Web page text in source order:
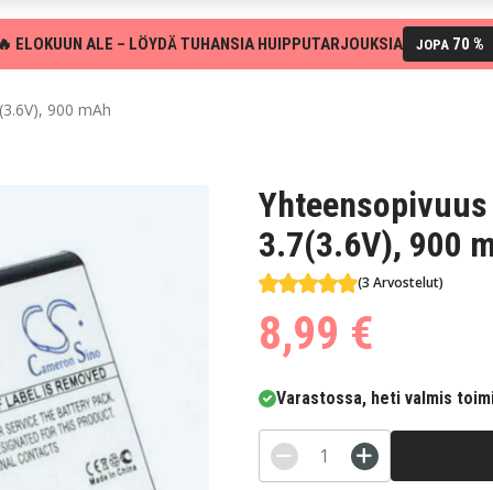
ELOKUUN ALE – LÖYDÄ TUHANSIA HUIPPUTARJOUKSIA JOPA 70 %
900 mAh
3.7(3.6V), 900
(3 Arvostelut)
8,99 €
Varastossa, heti valmis